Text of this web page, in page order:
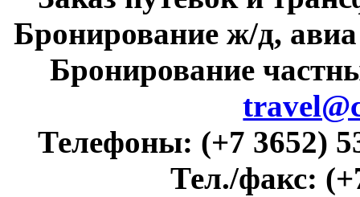
Бронирование ж/д,
Бронирование
Телефоны: (+7 3652)
Тел./факс: